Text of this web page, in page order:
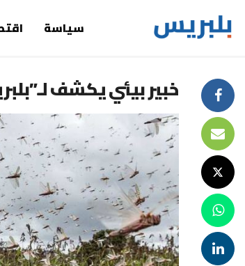
سياسة
خبير بيئي يكشف